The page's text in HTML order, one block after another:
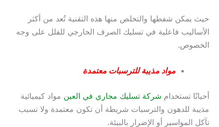
حيث يمكن شفطها والتخلص منها هذه التقنية تُعد من أكثر
الأساليب فاعلية في تسليك الصرف الخارجي للفلل على وجه
الخصوص.
مواد مذيبة للترسبات معتمدة
أحيانًا تستخدام شركة تسليك مجاري في العين مواد كيميائية
مذيبة للدهون والترسبات شريطة أن تكون معتمدة ولا تسبب
تآكل المواسير أو الإضرار بالبيئة.